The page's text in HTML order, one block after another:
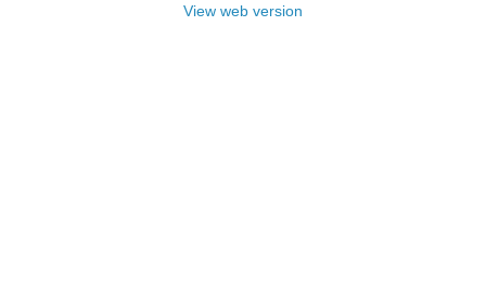
View web version